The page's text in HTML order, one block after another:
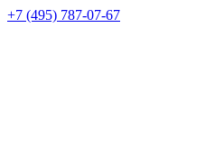
+7 (495) 787-07-67